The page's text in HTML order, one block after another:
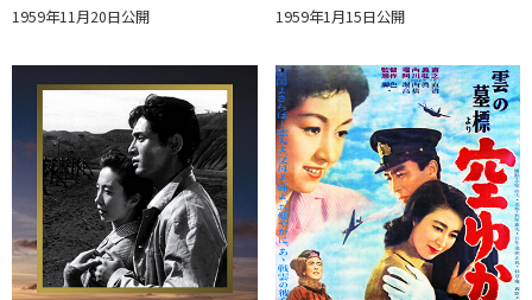
1959年11月20日公開 1959年1月15日公開